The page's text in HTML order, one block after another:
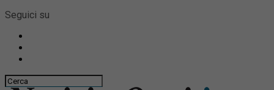
Seguici su